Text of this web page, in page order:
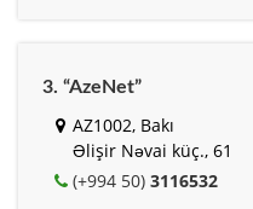
3. “AzeNet”
AZ1002, Bakı
Əlişir Nəvai küç., 61
(+994 50) 3116532